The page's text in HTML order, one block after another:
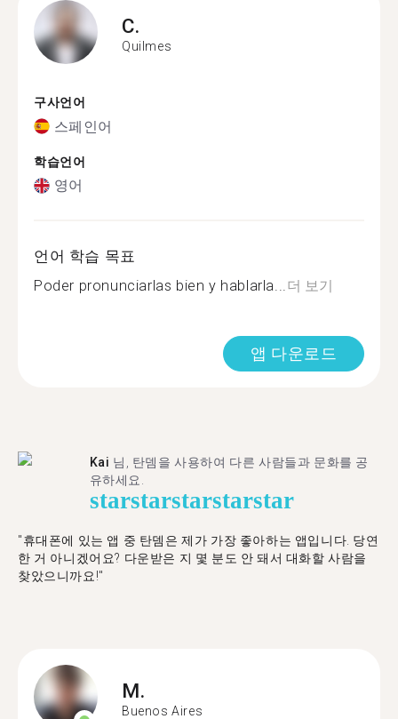
C.
Quilmes
구사언어
스페인어
학습언어
영어
언어 학습 목표
Poder pronunciarlas bien y hablarla...더 보기
앱 다운로드
Kai 님, 탄뎀을 사용하여 다른 사람들과 문화를 공
유하세요.
starstarstarstarstar
"휴대폰에 있는 앱 중 탄뎀은 제가 가장 좋아하는 앱입니다. 당연
한 거 아니겠어요? 다운받은 지 몇 분도 안 돼서 대화할 사람을
찾았으니까요!"
M.
Buenos Aires